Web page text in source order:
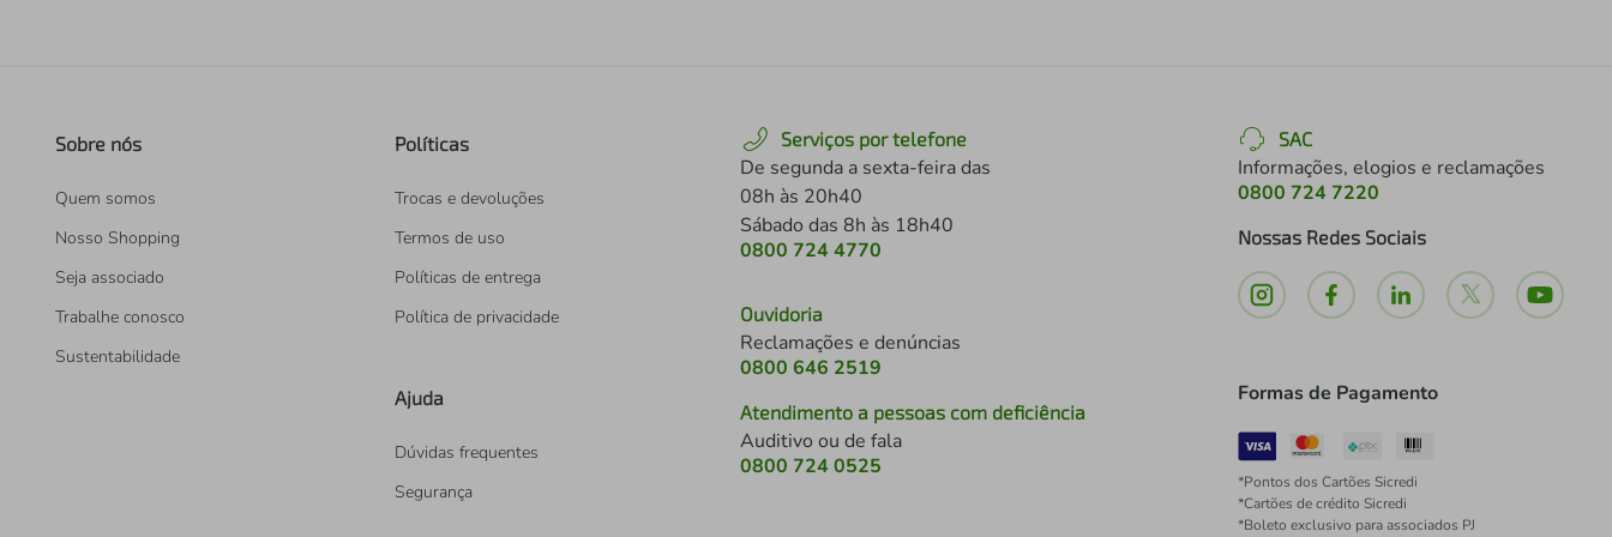
Sobre nós
Quem somos
Nosso Shopping
Seja associado
Trabalhe conosco
Sustentabilidade
Políticas
Trocas e devoluções
Termos de uso
Políticas de entrega
Política de privacidade
Ajuda
Dúvidas frequentes
Segurança
Serviços por telefone
De segunda a sexta-feira das
08h às 20h40
Sábado das 8h às 18h40
0800 724 4770
Ouvidoria
Reclamações e denúncias
0800 646 2519
Atendimento a pessoas com deficiência
Auditivo ou de fala
0800 724 0525
SAC
Informações, elogios e reclamações
0800 724 7220
Nossas Redes Sociais
Formas de Pagamento
*Pontos dos Cartões Sicredi
*Cartões de crédito Sicredi
*Boleto exclusivo para associados PJ